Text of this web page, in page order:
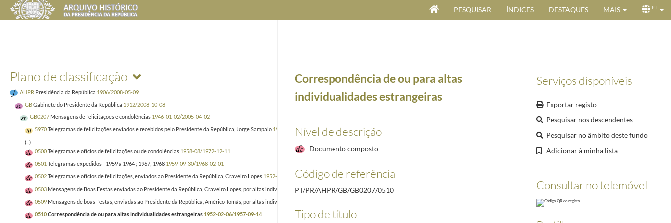
PESQUISAR ÍNDICES DESTAQUES MAIS PT
Plano de classificação
AHPR Presidência da República 1906/2008-05-09
GBGabinete do Presidente da República 1912/2008-10-08
GB0207 Mensagens de felicitações e condolências 1946-01-02/2005-04-02
5970Telegramas de felicitações enviados e recebidos pelo Presidente da República, Jorge Sampaio 1996-04-24/2000-05-31
(...)
0500Telegramas e ofícios de felicitações ou de condolências 1958-08/1972-12-11
0501 Telegramas expedidos - 1959 a 1964 ; 1967; 1968 1959-09-30/1968-02-01
0502Telegramas e ofícios de felicitações, enviados ao Presidente da República, Craveiro Lopes 1952-12-29/1958-04-18
0503 Mensagens de Boas Festas enviadas ao Presidente da República, Craveiro Lopes, por altas individualidades estrangeiras e outras1956-12-15/1956-12-29
0509 Mensagens de boas-festas, enviadas ao Presidente da República, Américo Tomás, por altas individualidades estrangeiras e outras
0510Correspondência de ou para altas individualidades estrangeiras 1952-02-06/1957-09-14
Serviços disponíveis
Exportar registo
Pesquisar nos descendentes
Pesquisar no âmbito deste fundo
Adicionar à minha lista
Consultar no telemóvel
Correspondência de ou para altas
individualidades estrangeiras
Nível de descrição
Documento composto
Código de referência
PT/PR/AHPR/GB/GB0207/0510
Tipo de título